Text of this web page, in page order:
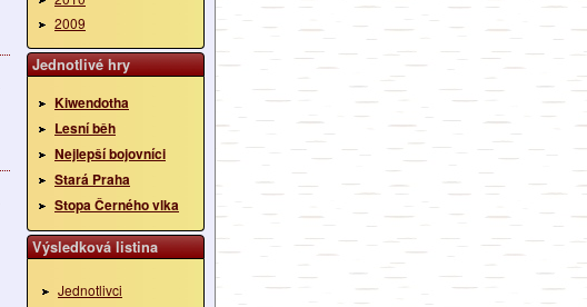
2009
Jednotlivé hry
Kiwendotha
Lesní běh
Nejlepší bojovníci
Stará Praha
Stopa Černého vlka
Výsledková listina
Jednotlivci